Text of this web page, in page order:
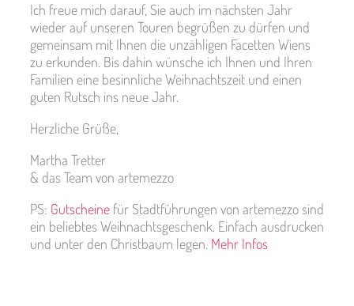
Ich freue mich darauf, Sie auch im nächsten Jahr
wieder auf unseren Touren begrüßen zu dürfen und
gemeinsam mit Ihnen die unzähligen Facetten Wiens
zu erkunden. Bis dahin wünsche ich Ihnen und Ihren
Familien eine besinnliche Weihnachtszeit und einen
guten Rutsch ins neue Jahr.
Herzliche Grüße,
Martha Tretter
& das Team von artemezzo
PS: Gutscheine für Stadtführungen von artemezzo sind
ein beliebtes Weihnachtsgeschenk. Einfach ausdrucken
und unter den Christbaum legen. Mehr Infos